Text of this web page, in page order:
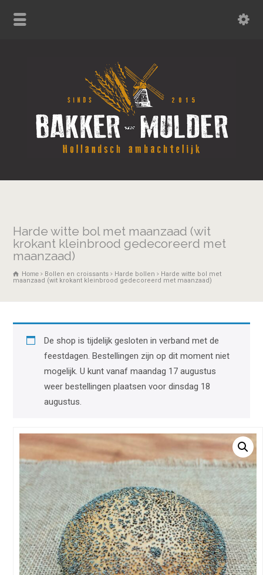
Harde witte bol met maanzaad (wit
krokant kleinbrood gedecoreerd met
maanzaad)
Home Bollen en croissants Harde bollen
Harde witte bol met
maanzaad (wit krokant kleinbrood gedecoreerd met maanzaad)
De shop is tijdelijk gesloten in verband met de
feestdagen. Bestellingen zijn op dit moment niet
mogelijk. U kunt vanaf maandag 17 augustus
weer bestellingen plaatsen voor dinsdag 18
augustus.